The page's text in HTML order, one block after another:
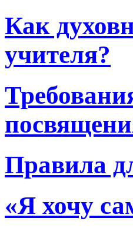
Как
учителя?
Правила
«Я хочу